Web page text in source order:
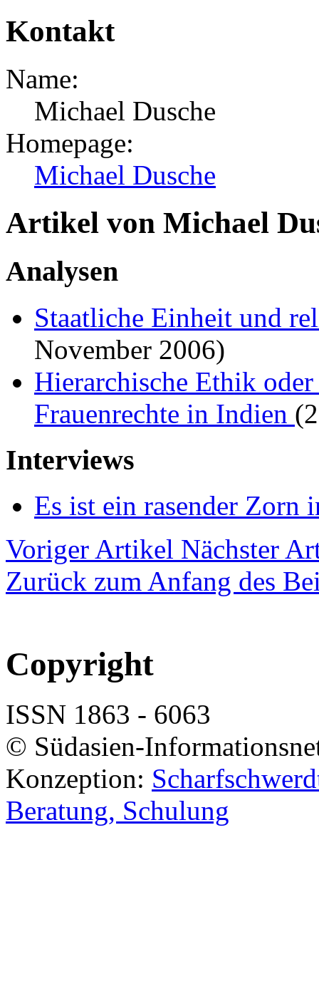
Kontakt
Name:
Michael Dusche
Homepage:
Michael Dusche
Artikel von Michael
Analysen
Staatliche Einheit und
November 2006)
Hierarchische Ethik
Frauenrechte in Indien
Interviews
Es ist ein rasender Zorn
Voriger Artikel Nächster
Zurück zum Anfang des
Copyright
ISSN 1863 - 6063
© Südasien-
Konzeption:
Beratung, Schulung